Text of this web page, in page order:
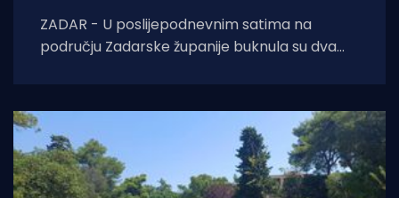
ZADAR - U poslijepodnevnim satima na
području Zadarske županije buknula su dva